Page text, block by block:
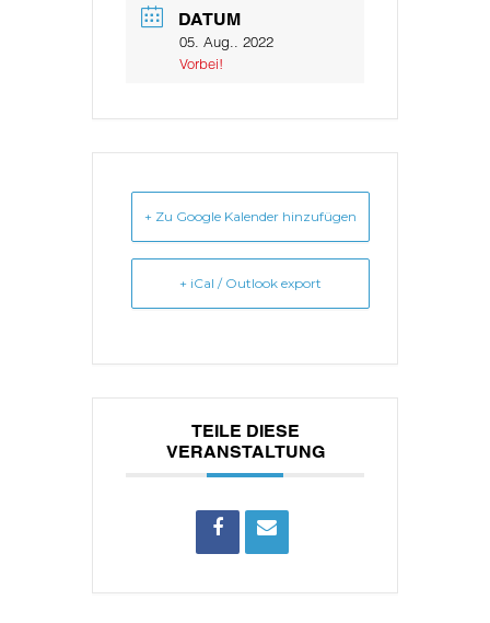
DATUM
05. Aug.. 2022
Vorbei!
+ Zu Google Kalender hinzufügen
+ iCal / Outlook export
TEILE DIESE
VERANSTALTUNG